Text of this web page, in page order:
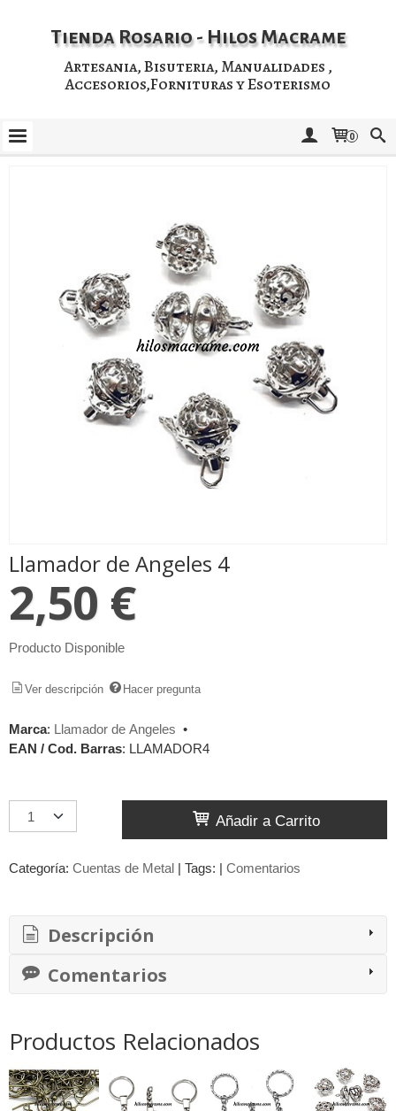
Tienda Rosario - Hilos Macrame
Artesania, Bisuteria, Manualidades ,
Accesorios,Fornituras y Esoterismo
0
Llamador de Angeles 4
2,50 €
Producto Disponible
Ver descripción Hacer pregunta
Marca: Llamador de Angeles •
EAN / Cod. Barras: LLAMADOR4
Añadir a Carrito
Categoría: Cuentas de Metal | Tags: | Comentarios
Descripción
Comentarios
Productos Relacionados